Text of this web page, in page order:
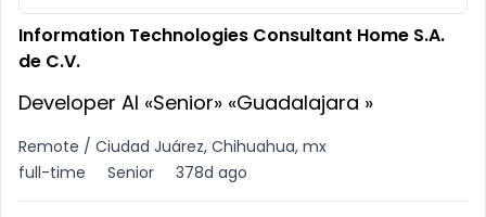
Information Technologies Consultant Home S.A.
de C.V.
Developer AI «Senior» «Guadalajara »
Remote / Ciudad Juárez, Chihuahua, mx
full-time
Senior 378d ago